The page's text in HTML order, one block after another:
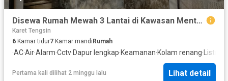
Disewa Rumah Mewah 3 Lantai di Kawasan Menteng, Jakarta Pusat – 5+1 Kamar Tidur, Full Furnished, Kolam Renang, 700 Juta/Tahun
Karet Tengsin
6 Kamar tidur7 Kamar mandiRumah
·AC·Air·Alarm·Cctv·Dapur lengkap·Keamanan·Kolam renang·Listrik
Pertama kali dilihat 2 minggu lalu Lihat detail